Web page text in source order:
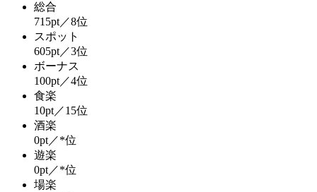
総合
715pt／8位
スポット
605pt／3位
ボーナス
100pt／4位
食楽
10pt／15位
酒楽
0pt／*位
遊楽
0pt／*位
場楽